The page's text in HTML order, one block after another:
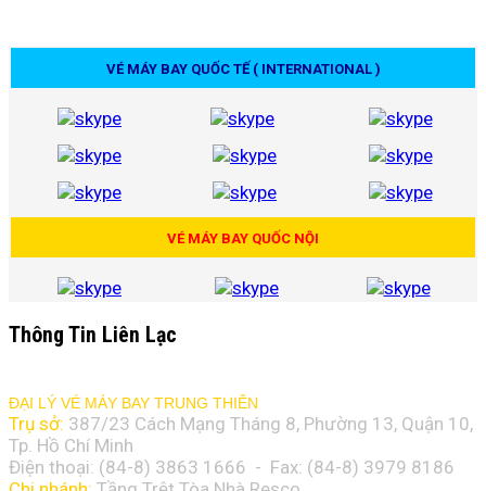
VÉ MÁY BAY QUỐC TẾ ( INTERNATIONAL )
VÉ MÁY BAY QUỐC NỘI
Thông Tin Liên Lạc
ĐẠI LÝ VÉ MÁY BAY TRUNG THIÊN
Trụ sở: 387/23 Cách Mạng Tháng 8, Phường 13, Quận 10,
Tp. Hồ Chí Minh
Điện thoại: (84-8) 3863 1666 - Fax: (84-8) 3979 8186